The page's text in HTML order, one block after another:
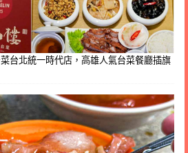
台北統一時代店，高雄人氣台菜餐廳插旗